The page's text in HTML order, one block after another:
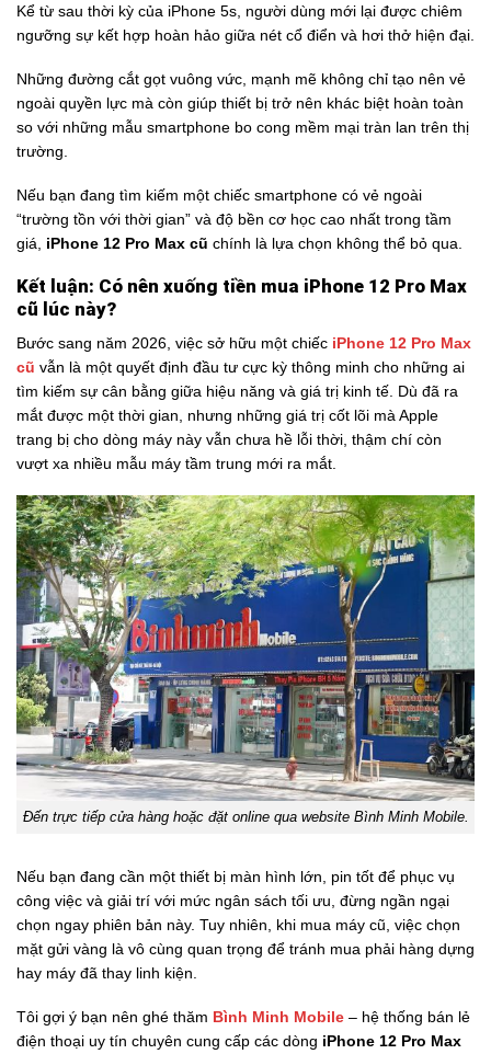
Kể từ sau thời kỳ của iPhone 5s, người dùng mới lại được chiêm
ngưỡng sự kết hợp hoàn hảo giữa nét cổ điển và hơi thở hiện đại.
Những đường cắt gọt vuông vức, mạnh mẽ không chỉ tạo nên vẻ
ngoài quyền lực mà còn giúp thiết bị trở nên khác biệt hoàn toàn
so với những mẫu smartphone bo cong mềm mại tràn lan trên thị
trường.
Nếu bạn đang tìm kiếm một chiếc smartphone có vẻ ngoài
“trường tồn với thời gian” và độ bền cơ học cao nhất trong tầm
giá, iPhone 12 Pro Max cũ chính là lựa chọn không thể bỏ qua.
Kết luận: Có nên xuống tiền mua iPhone 12 Pro Max
cũ lúc này?
Bước sang năm 2026, việc sở hữu một chiếc iPhone 12 Pro Max
cũ vẫn là một quyết định đầu tư cực kỳ thông minh cho những ai
tìm kiếm sự cân bằng giữa hiệu năng và giá trị kinh tế. Dù đã ra
mắt được một thời gian, nhưng những giá trị cốt lõi mà Apple
trang bị cho dòng máy này vẫn chưa hề lỗi thời, thậm chí còn
vượt xa nhiều mẫu máy tầm trung mới ra mắt.
Đến trực tiếp cửa hàng hoặc đặt online qua website Bình Minh Mobile.
Nếu bạn đang cần một thiết bị màn hình lớn, pin tốt để phục vụ
công việc và giải trí với mức ngân sách tối ưu, đừng ngần ngại
chọn ngay phiên bản này. Tuy nhiên, khi mua máy cũ, việc chọn
mặt gửi vàng là vô cùng quan trọng để tránh mua phải hàng dựng
hay máy đã thay linh kiện.
Tôi gợi ý bạn nên ghé thăm Bình Minh Mobile – hệ thống bán lẻ
điện thoại uy tín chuyên cung cấp các dòng iPhone 12 Pro Max